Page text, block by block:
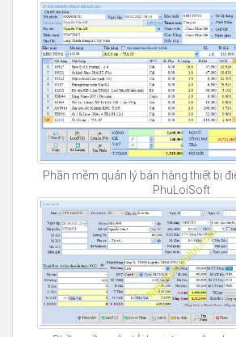
Phần mềm quản lý bán hàng thiết bị
PhuLoiSoft